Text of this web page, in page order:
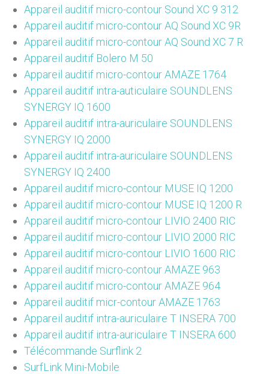
Appareil auditif micro-contour Sound XC 9 312
Appareil auditif micro-contour AQ Sound XC 9R
Appareil auditif micro-contour AQ Sound XC 7 R
Appareil auditif Bolero M 50
Appareil auditif micro-contour AMAZE 1764
Appareil auditif intra-auticulaire SOUNDLENS
SYNERGY IQ 1600
Appareil auditif intra-auriculaire SOUNDLENS
SYNERGY IQ 2000
Appareil auditif intra-auriculaire SOUNDLENS
SYNERGY IQ 2400
Appareil auditif micro-contour MUSE IQ 1200
Appareil auditif micro-contour MUSE IQ 1200 R
Appareil auditif micro-contour LIVIO 2400 RIC
Appareil auditif micro-contour LIVIO 2000 RIC
Appareil auditif micro-contour LIVIO 1600 RIC
Appareil auditif micro-contour AMAZE 963
Appareil auditif micro-contour AMAZE 964
Appareil auditif micr-contour AMAZE 1763
Appareil auditif intra-auriculaire T INSERA 700
Appareil auditif intra-auriculaire T INSERA 600
Télécommande Surflink 2
SurfLink Mini-Mobile